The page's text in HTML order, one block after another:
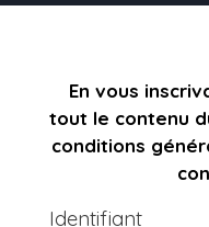
En vous
tout le contenu
conditions
Identifiant